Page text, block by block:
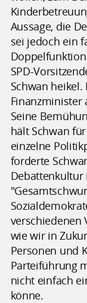
Aussage, die
sei jedoch ein
SPD-
Schwan
Finanzminister
Seine
hält Schwan
einzelne
forderte
Debattenkultur
verschiedenen
wie wir in
Personen und
Parteiführung
nicht einfach
könne.